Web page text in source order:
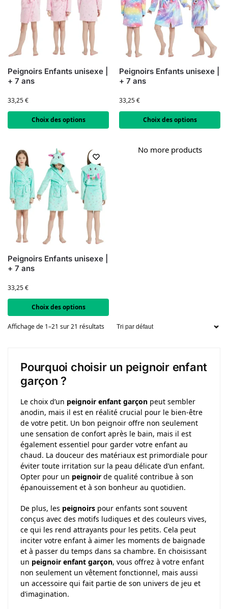
Peignoirs Enfants unisexe |
+ 7 ans
33,25€
Choix des options
Peignoirs Enfants unisexe |
+ 7 ans
33,25€
Choix des options
Peignoirs Enfants unisexe |
+ 7 ans
33,25€
Choix des options
No more products
Affichage de 1–21 sur 21 résultats
Pourquoi choisir un peignoir enfant
garçon ?
Le choix d’un peignoir enfant garçon peut sembler
anodin, mais il est en réalité crucial pour le bien-être
de votre petit. Un bon peignoir offre non seulement
une sensation de confort après le bain, mais il est
également essentiel pour garder votre enfant au
chaud. La douceur des matériaux est primordiale pour
éviter toute irritation sur la peau délicate d’un enfant.
Opter pour un peignoir de qualité contribue à son
épanouissement et à son bonheur au quotidien.
De plus, les peignoirs pour enfants sont souvent
conçus avec des motifs ludiques et des couleurs vives,
ce qui les rend attrayants pour les petits. Cela peut
inciter votre enfant à aimer les moments de baignade
et à passer du temps dans sa chambre. En choisissant
un peignoir enfant garçon, vous offrez à votre enfant
non seulement un vêtement fonctionnel, mais aussi
un accessoire qui fait partie de son univers de jeu et
d’imagination.